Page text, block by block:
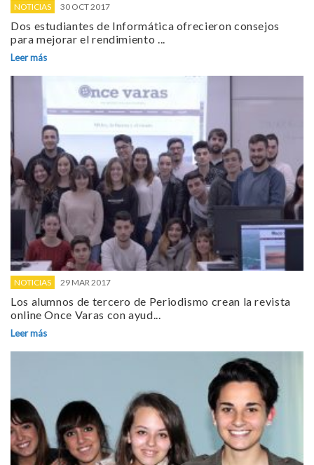
NOTICIAS 30 OCT 2017
Dos estudiantes de Informática ofrecieron consejos
para mejorar el rendimiento ...
Leer más
NOTICIAS 29 MAR 2017
Los alumnos de tercero de Periodismo crean la revista
online Once Varas con ayud...
Leer más